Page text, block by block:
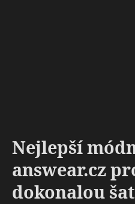
Nejlepší
answear.cz
dokonalou